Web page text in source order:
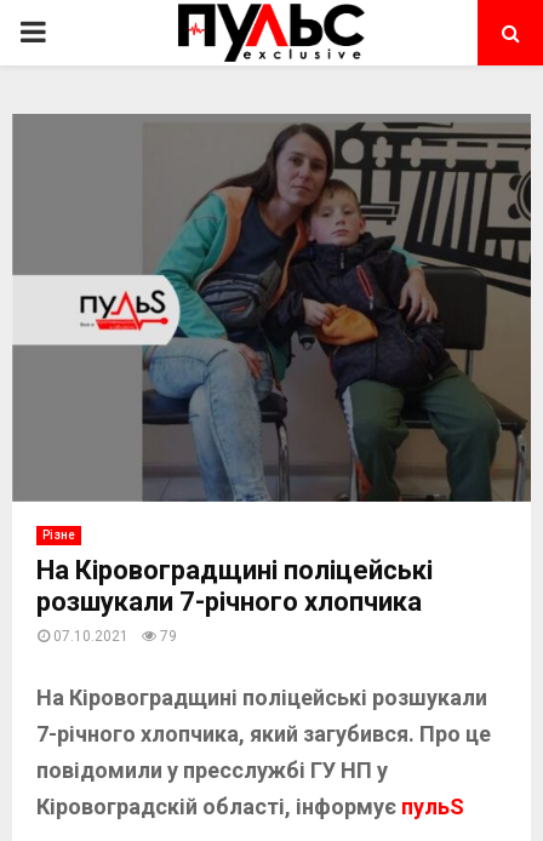
PRIMARY
Різне
На Кіровоградщині поліцейські
розшукали 7-річного хлопчика
07.10.2021 79
На Кіровоградщині поліцейські розшукали
7-річного хлопчика, який загубився. Про це
повідомили у пресслужбі ГУ НП у
Кіровоградскій області, інформує пульS